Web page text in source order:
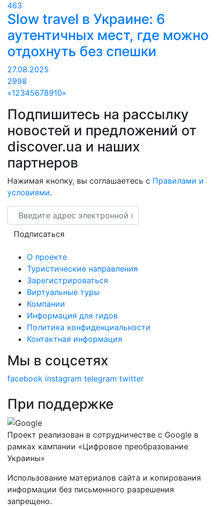
463
Slow travel в Украине: 6
аутентичных мест, где можно
отдохнуть без спешки
27.08.2025
2998
«12345678910»
Подпишитесь на рассылку
новостей и предложений от
discover.ua и наших
партнеров
Нажимая кнопку, вы соглашаетесь с Правилами и
условиями.
Email
Подписаться
О проекте
Туристические направления
Зарегистрироваться
Виртуальные туры
Компании
Информация для гидов
Политика конфиденциальности
Контактная информация
Мы в соцсетях
facebook instagram telegram twitter
При поддержке
Проект реализован в сотрудничестве с Google в
рамках кампании «Цифровое преобразование
Украины»
Использование материалов сайта и копирования
информации без письменного разрешения
запрещено.